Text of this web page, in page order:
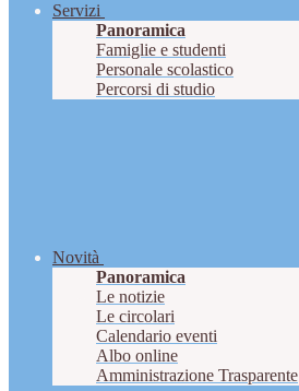
Servizi
Panoramica
Famiglie e studenti
Personale scolastico
Percorsi di studio
Novità
Panoramica
Le notizie
Le circolari
Calendario eventi
Albo online
Amministrazione Trasparente